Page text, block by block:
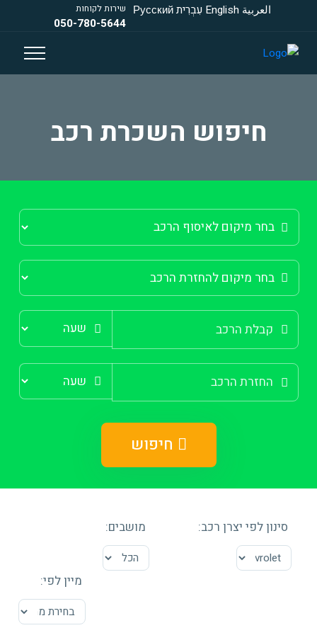
العربية English עִבְרִית Русский שירות לקוחות
050-780-5644
חיפוש השכרת רכב
חיפוש
סינון לפי יצרן רכב: מושבים:
מיין לפי: